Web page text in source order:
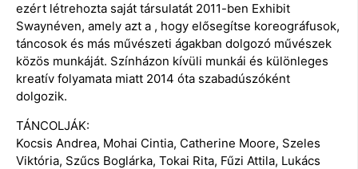
ezért létrehozta saját társulatát 2011-ben Exhibit
Swaynéven, amely azt a , hogy elősegítse koreográfusok,
táncosok és más művészeti ágakban dolgozó művészek
közös munkáját. Színházon kívüli munkái és különleges
kreatív folyamata miatt 2014 óta szabadúszóként
dolgozik.
TÁNCOLJÁK:
Kocsis Andrea, Mohai Cintia, Catherine Moore, Szeles
Viktória, Szűcs Boglárka, Tokai Rita, Fűzi Attila, Lukács